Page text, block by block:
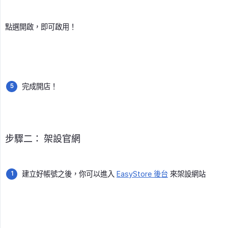
點選開啟，即可啟用！
完成開店！
步驟二： 架設官網
建立好帳號之後，你可以進入 EasyStore 後台 來架設網站